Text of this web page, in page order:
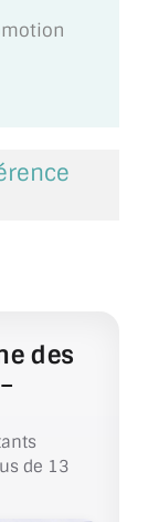
des
de 13